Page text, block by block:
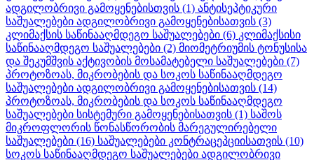
ადგილობრივი გამოყენებისთვის (1) ანტისეპტიკური
საშუალებები ადგილობრივი გამოყენებისათვის (3)
კლიმაქსის საწინააღმდეგო საშუალებები (6) კლიმაქსისი
საწინააღმდეგო საშუალებები (2) მიომეტრიუმის ტონუსისა
და შეკუმშვის აქტივობის მოსამატებელი საშუალებები (7)
პროტოზოას, მიკრობების და სოკოს საწინააღმდეგო
საშუალებები ადგილობრივი გამოყენებისათვის (14)
პროტოზოას, მიკრობების და სოკოს საწინააღმდეგო
საშუალებები სისტემური გამოყენებისათვის (1) საშოს
მიკროფლორის წონასწორობის მარეგულირებელი
საშუალებები (16) საშუალებები კონტრაცეპციისათვის (10)
სოკოს საწინააღმდეგო საშუალებები ადგილობრივი